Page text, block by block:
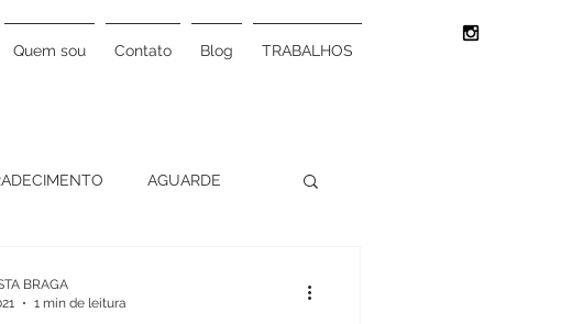
Quem sou Contato Blog TRABALHOS
AGUARDE
BRAGA
1 min de leitura